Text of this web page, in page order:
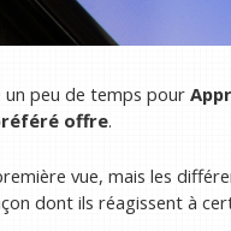
un peu de temps pour
offre.
vue, mais les
dont ils réagissent à